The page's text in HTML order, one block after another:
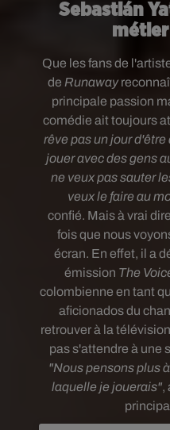
Sebastián
Que les fans de
de Runaway
principale passion
comédie ait toujours
rêve pas un jour
jouer avec des gens
ne veux pas sauter
veux le faire au
confié. Mais à vrai
fois que nous
écran. En effet, il a
émission The
colombienne en tant
aficionados du
retrouver à la
pas s'attendre à une
"Nous pensons plus
laquelle je jouerais",